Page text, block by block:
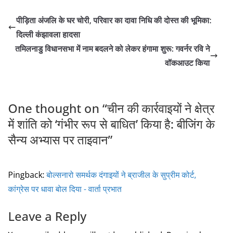
c
e
b
o
itt
er
ai
l
ar
e
पीड़िता अंजलि के घर चोरी, परिवार का दावा निधि की दोस्त की भूमिका:
दिल्ली कंझावला हादसा
तमिलनाडु विधानसभा में नाम बदलने को लेकर हंगामा शुरू: गवर्नर रवि ने
वॉकआउट किया
One thought on “चीन की कार्रवाइयों ने क्षेत्र
में शांति को ‘गंभीर रूप से बाधित’ किया है: बीजिंग के
सैन्य अभ्यास पर ताइवान”
Pingback:बोल्सनारो समर्थक दंगाइयों ने ब्राजील के सुप्रीम कोर्ट,
कांग्रेस पर धावा बोल दिया - वार्ता प्रभात
Leave a Reply